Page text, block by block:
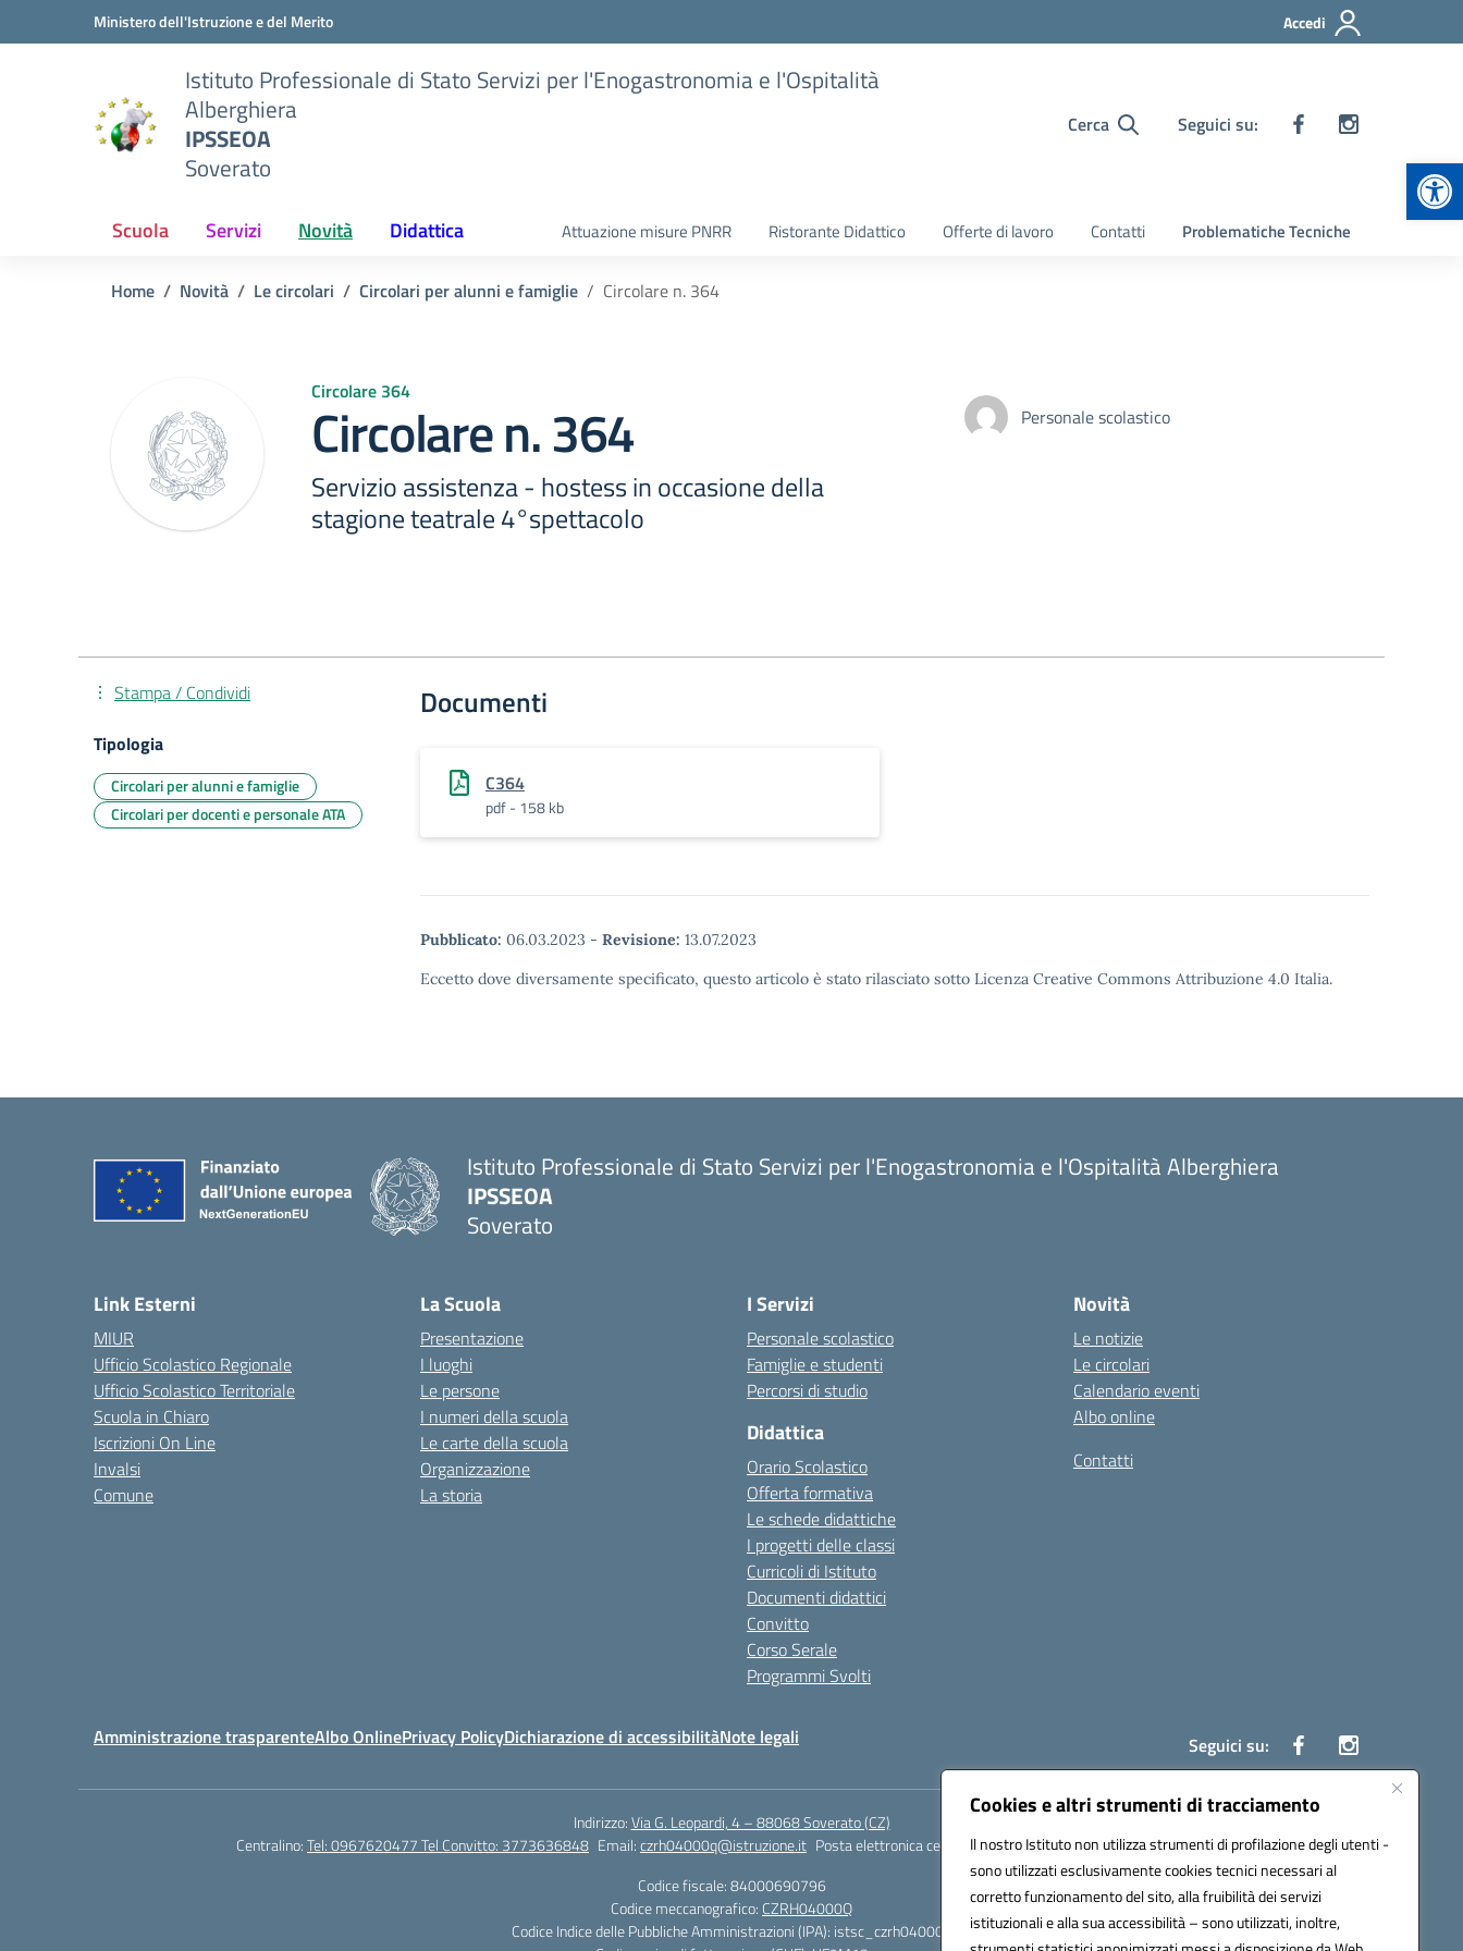
Cookies e altri strumenti di tracciamento
Il nostro Istituto non utilizza strumenti di profilazione degli utenti -
sono utilizzati esclusivamente cookies tecnici necessari al
corretto funzionamento del sito, alla fruibilità dei servizi
istituzionali e alla sua accessibilità – sono utilizzati, inoltre,
Vai ai contenuti
Vai al menu di navigazioneMinistero dell'Istruzione e del Merito Accedi
Istituto Professionale di Stato Servizi per l'Enogastronomia e l'Ospitalità
Alberghiera
IPSSEOA
Soverato
Cerca Seguici su:
Scuola Servizi Novità Didattica Attuazione misure PNRR Ristorante Didattico Offerte di lavoro Contatti Problematiche Tecniche
Home Novità Le circolari Circolari per alunni e famiglie Circolare n. 364
Circolare 364
Circolare n. 364
Servizio assistenza - hostess in occasione della
stagione teatrale 4°spettacolo
Personale scolastico
Documenti
C364
pdf - 158 kb
Pubblicato: 06.03.2023 - Revisione: 13.07.2023
Eccetto dove diversamente specificato, questo articolo è stato rilasciato sotto Licenza Creative Commons Attribuzione 4.0 Italia.
Stampa / Condividi
Tipologia
Circolari per alunni e famiglie
Circolari per docenti e personale ATA
Istituto Professionale di Stato Servizi per l'Enogastronomia e l'Ospitalità Alberghiera
IPSSEOA
Soverato
Link Esterni
MIUR
Ufficio Scolastico Regionale
Ufficio Scolastico Territoriale
Scuola in Chiaro
Iscrizioni On Line
Invalsi
Comune
La Scuola
Presentazione
I luoghi
Le persone
I numeri della scuola
Le carte della scuola
Organizzazione
La storia
I Servizi
Personale scolastico
Famiglie e studenti
Percorsi di studio
Didattica
Orario Scolastico
Offerta formativa
Le schede didattiche
I progetti delle classi
Curricoli di Istituto
Documenti didattici
Convitto
Corso Serale
Programmi Svolti
Novità
Le notizie
Le circolari
Calendario eventi
Albo online
Contatti
Amministrazione trasparenteAlbo OnlinePrivacy PolicyDichiarazione di accessibilitàNote legali Seguici su:
Indirizzo:Via G. Leopardi, 4 – 88068 Soverato (CZ)
Centralino:Tel: 0967620477 Tel Convitto: 3773636848 Email:czrh04000q@istruzione.it Posta elettronica certificata (PEC):czrh04000q@pec.istruzione.it
Codice fiscale: 84000690796
Codice meccanografico: CZRH04000Q
Codice Indice delle Pubbliche Amministrazioni (IPA): istsc_czrh04000q